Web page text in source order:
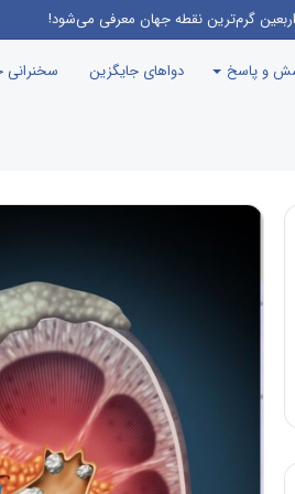
جوانی جمعیت، درست مثل این می‌مونه که
و پاسخ دواهای جایگزین سخنرانی